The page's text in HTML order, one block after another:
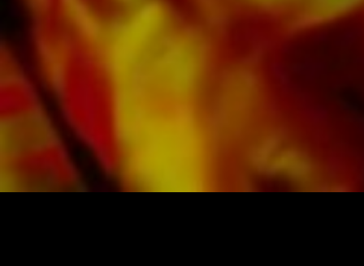
buen contraste y es agradable a la vista en
condiciones de iluminación difíciles. La entrega
de gastos de envío. Ordene sus partituras
ahora directamente de Obrasso Verlag.